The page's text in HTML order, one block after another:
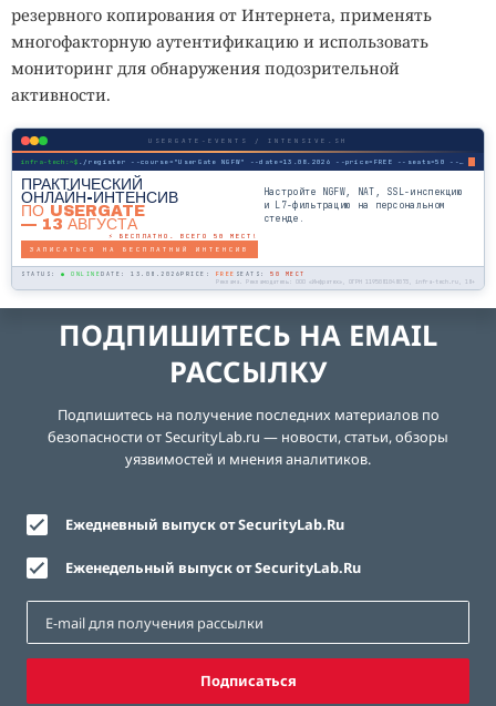
резервного копирования от Интернета, применять
многофакторную аутентификацию и использовать
мониторинг для обнаружения подозрительной
активности.
USERGATE-EVENTS / INTENSIVE.SH
infra-tech:~$ ./register --course="UserGate NGFW" --date=13.08.2026 --price=FREE --seats=50 --mode=online
ПРАКТИЧЕСКИЙ
ОНЛАЙН-ИНТЕНСИВ
ПО USERGATE
— 13 АВГУСТА
Настройте NGFW, NAT, SSL-инспекцию
и L7-фильтрацию на персональном
стенде.
⚡ БЕСПЛАТНО. ВСЕГО 50 МЕСТ!
ЗАПИСАТЬСЯ НА БЕСПЛАТНЫЙ ИНТЕНСИВ
STATUS: ● ONLINE DATE: 13.08.2026 PRICE: FREE SEATS: 50 МЕСТ
Реклама. Рекламодатель: ООО «Инфратех», ОГРН 1195081048073, infra-tech.ru, 18+
ПОДПИШИТЕСЬ НА EMAIL
РАССЫЛКУ
Подпишитесь на получение последних материалов по
безопасности от SecurityLab.ru — новости, статьи, обзоры
уязвимостей и мнения аналитиков.
Ежедневный выпуск от SecurityLab.Ru
Еженедельный выпуск от SecurityLab.Ru
Подписаться